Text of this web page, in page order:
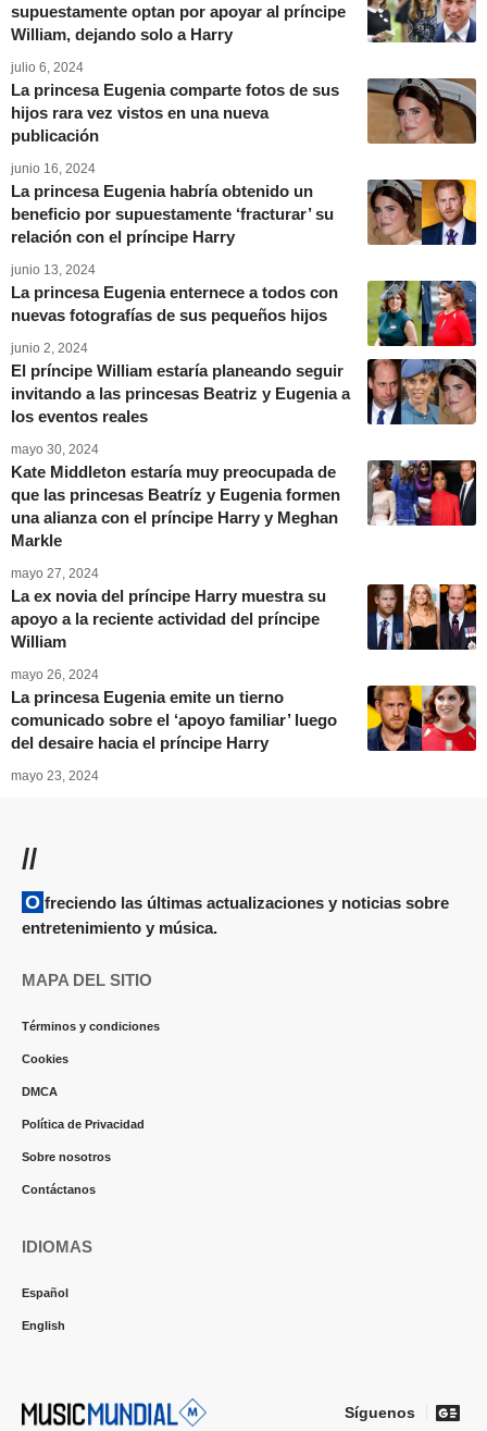
supuestamente optan por apoyar al príncipe
William, dejando solo a Harry
julio 6, 2024
La princesa Eugenia comparte fotos de sus
hijos rara vez vistos en una nueva
publicación
junio 16, 2024
La princesa Eugenia habría obtenido un
beneficio por supuestamente ‘fracturar’ su
relación con el príncipe Harry
junio 13, 2024
La princesa Eugenia enternece a todos con
nuevas fotografías de sus pequeños hijos
junio 2, 2024
El príncipe William estaría planeando seguir
invitando a las princesas Beatriz y Eugenia a
los eventos reales
mayo 30, 2024
Kate Middleton estaría muy preocupada de
que las princesas Beatríz y Eugenia formen
una alianza con el príncipe Harry y Meghan
Markle
mayo 27, 2024
La ex novia del príncipe Harry muestra su
apoyo a la reciente actividad del príncipe
William
mayo 26, 2024
La princesa Eugenia emite un tierno
comunicado sobre el ‘apoyo familiar’ luego
del desaire hacia el príncipe Harry
mayo 23, 2024
//
Ofreciendo las últimas actualizaciones y noticias sobre
entretenimiento y música.
MAPA DEL SITIO
Términos y condiciones
Cookies
DMCA
Política de Privacidad
Sobre nosotros
Contáctanos
IDIOMAS
Español
English
Síguenos